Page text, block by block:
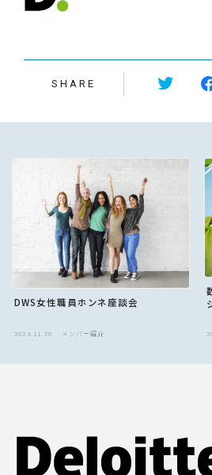
SHARE
DWS女性職員ホンネ座談会
2023.11.20 メンバー紹介